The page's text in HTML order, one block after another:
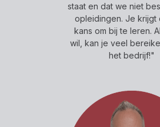
staat en dat we niet
opleidingen. Je krijgt
kans om bij te leren.
wil, kan je veel
het bedrijf!"